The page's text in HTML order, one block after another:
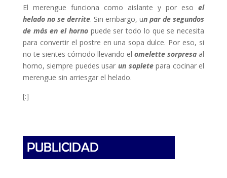
El merengue funciona como aislante y por eso el
helado no se derrite. Sin embargo, un par de segundos
de más en el hornopuede ser todo lo que se necesita
para convertir el postre en una sopa dulce. Por eso, si
no te sientes cómodo llevando elomelette sorpresa al
horno, siempre puedes usar un soplete para cocinar el
merengue sin arriesgar el helado.
[:]